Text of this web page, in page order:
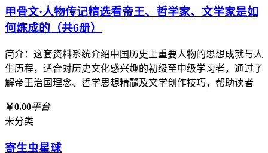
甲骨文·人物传记精选看帝王、哲学家、文学家是如
何炼成的（共6册）
简介：这套资料系统介绍中国历史上重要人物的思想成就与人
生历程，适合对历史文化感兴趣的初级至中级学习者，通过了
解帝王治国理念、哲学思想精髓及文学创作技巧，帮助读者
￥0.00平台
未分类
寄生虫星球